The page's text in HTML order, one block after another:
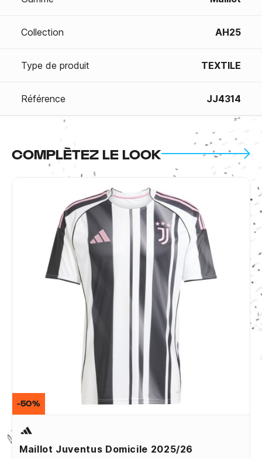
Collection AH25
Type de produit TEXTILE
Référence JJ4314
COMPLÈTEZ LE LOOK
Maillot Juventus Domicile 2025/26
-50%